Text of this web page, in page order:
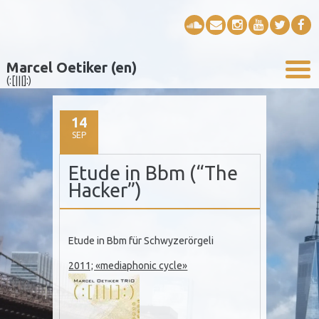
Marcel Oetiker (en)
(:[|||]:)
14
SEP
Etude in Bbm (“The
Hacker”)
Etude in Bbm für Schwyzerörgeli
2011; «mediaphonic cycle»